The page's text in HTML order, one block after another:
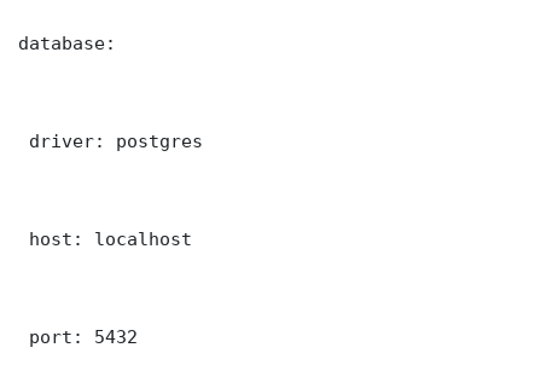
database:
driver: postgres
host: localhost
port: 5432